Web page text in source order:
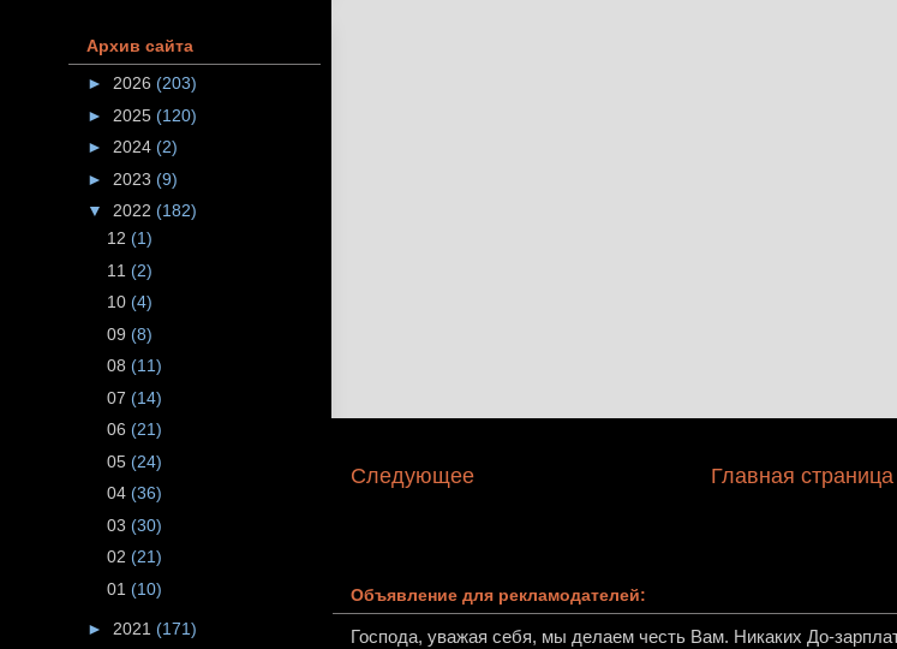
Следующее Главная страница
Объявление для рекламодателей:
Господа, уважая себя, мы делаем честь Вам. Никаких До-
Архив сайта
► 2026 (203)
► 2025 (120)
► 2024 (2)
► 2023 (9)
▼ 2022 (182)
12 (1)
11 (2)
10 (4)
09 (8)
08 (11)
07 (14)
06 (21)
05 (24)
04 (36)
03 (30)
02 (21)
01 (10)
► 2021 (171)